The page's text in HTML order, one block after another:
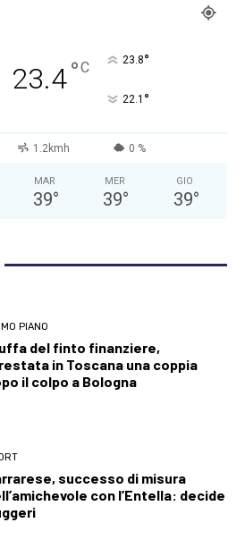
23.4°C 23.8°
22.1 °
1.2kmh 0 %
MAR
39°
MER
39°
GIO
39°
PIANO
del finto finanziere,
in Toscana una coppia
il colpo a Bologna
successo di misura
con l’Entella: decide